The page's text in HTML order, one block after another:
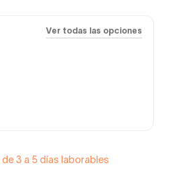
Ver todas las opciones
3 a 5 días laborables